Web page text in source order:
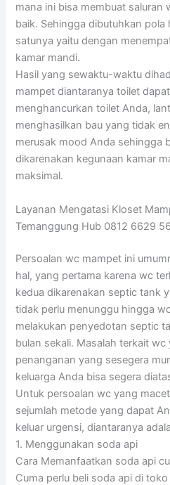
mana ini bisa membuat saluran
baik. Sehingga dibutuhkan pola
satunya yaitu dengan
kamar mandi.
Hasil yang sewaktu-waktu
mampet diantaranya toilet
menghancurkan toilet Anda,
menghasilkan bau yang tidak
merusak mood Anda sehingga
dikarenakan kegunaan kamar
maksimal.
Layanan Mengatasi Kloset
Temanggung Hub 0812 6629
Persoalan wc mampet ini
hal, yang pertama karena wc
kedua dikarenakan septic tank
tidak perlu menunggu hingga
melakukan penyedotan septic
bulan sekali. Masalah terkait
penanganan yang sesegera
keluarga Anda bisa segera
Untuk persoalan wc yang
sejumlah metode yang dapat
keluar urgensi, diantaranya
1. Menggunakan soda api
Cara Memanfaatkan soda api
Cuma perlu beli soda api di